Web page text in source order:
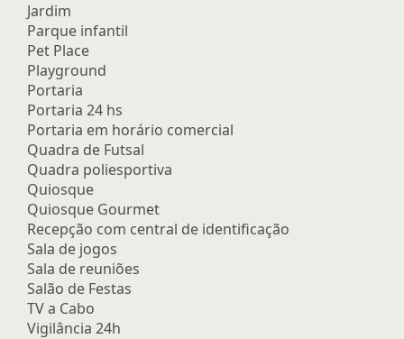
Jardim
Parque infantil
Pet Place
Playground
Portaria
Portaria 24 hs
Portaria em horário comercial
Quadra de Futsal
Quadra poliesportiva
Quiosque
Quiosque Gourmet
Recepção com central de identificação
Sala de jogos
Sala de reuniões
Salão de Festas
TV a Cabo
Vigilância 24h